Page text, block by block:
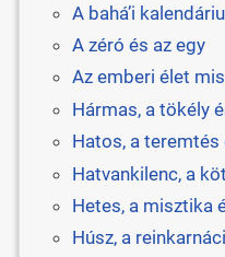
A bahá’i
A zéró és az egy
Az emberi élet
Hármas, a tökély
Hatos, a
Hatvankilenc, a
Hetes, a misztika
Húsz, a